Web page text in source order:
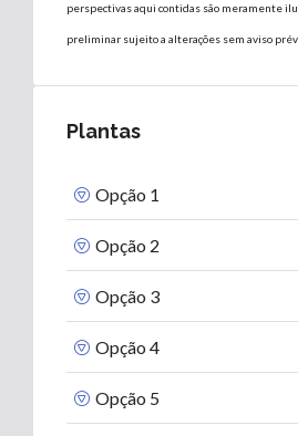
perspectivas aqui contidas são meramente
preliminar sujeito a alterações sem aviso
Plantas
Opção 1
Opção 2
Opção 3
Opção 4
Opção 5